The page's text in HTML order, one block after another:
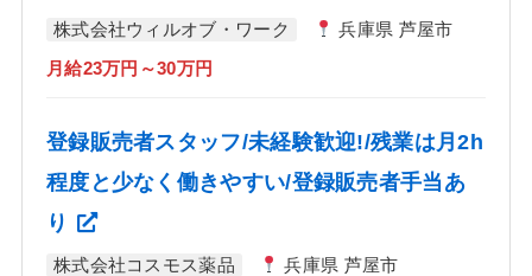
株式会社ウィルオブ・ワーク 兵庫県 芦屋市
月給23万円～30万円
登録販売者スタッフ/未経験歓迎!/残業は月2h
程度と少なく働きやすい/登録販売者手当あ
り
株式会社コスモス薬品 兵庫県 芦屋市